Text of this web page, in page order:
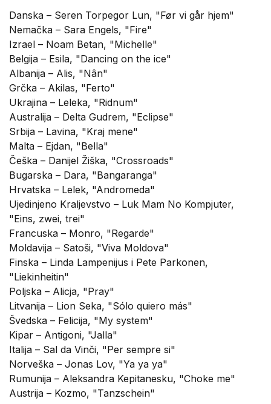
Danska – Seren Torpegor Lun, "Før vi går hjem"
Nemačka – Sara Engels, "Fire"
Izrael – Noam Betan, "Michelle"
Belgija – Esila, "Dancing on the ice"
Albanija – Alis, "Nân"
Grčka – Akilas, "Ferto"
Ukrajina – Leleka, "Ridnum"
Australija – Delta Gudrem, "Eclipse"
Srbija – Lavina, "Kraj mene"
Malta – Ejdan, "Bella"
Češka – Danijel Žiška, "Crossroads"
Bugarska – Dara, "Bangaranga"
Hrvatska – Lelek, "Andromeda"
Ujedinjeno Kraljevstvo – Luk Mam No Kompjuter,
"Eins, zwei, trei"
Francuska – Monro, "Regarde"
Moldavija – Satoši, "Viva Moldova"
Finska – Linda Lampenijus i Pete Parkonen,
"Liekinheitin"
Poljska – Alicja, "Pray"
Litvanija – Lion Seka, "Sólo quiero más"
Švedska – Felicija, "My system"
Kipar – Antigoni, "Jalla"
Italija – Sal da Vinči, "Per sempre si"
Norveška – Jonas Lov, "Ya ya ya"
Rumunija – Aleksandra Kepitanesku, "Choke me"
Austrija – Kozmo, "Tanzschein"